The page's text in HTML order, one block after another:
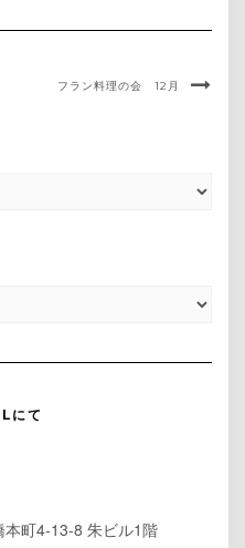
フラン料理の会 12月
にて
町4-13-8 朱ビル1階